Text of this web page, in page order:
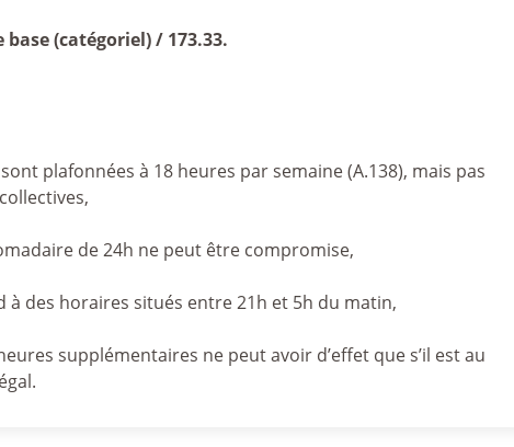
(catégoriel) / 173.33.
plafonnées à 18 heures par semaine (A.138), mais pas
de 24h ne peut être compromise,
des horaires situés entre 21h et 5h du matin,
supplémentaires ne peut avoir d’effet que s’il est au